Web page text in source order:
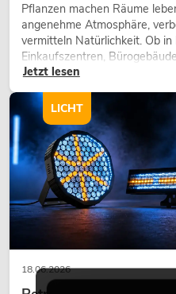
Pflanzen machen Räume
angenehme Atmosphäre,
vermitteln Natürlichkeit. Ob
Einkaufszentren,
eine hochwertige Begrünung
modernen Raumkonzept.
Jetzt lesen
18.06.2026
LICHT